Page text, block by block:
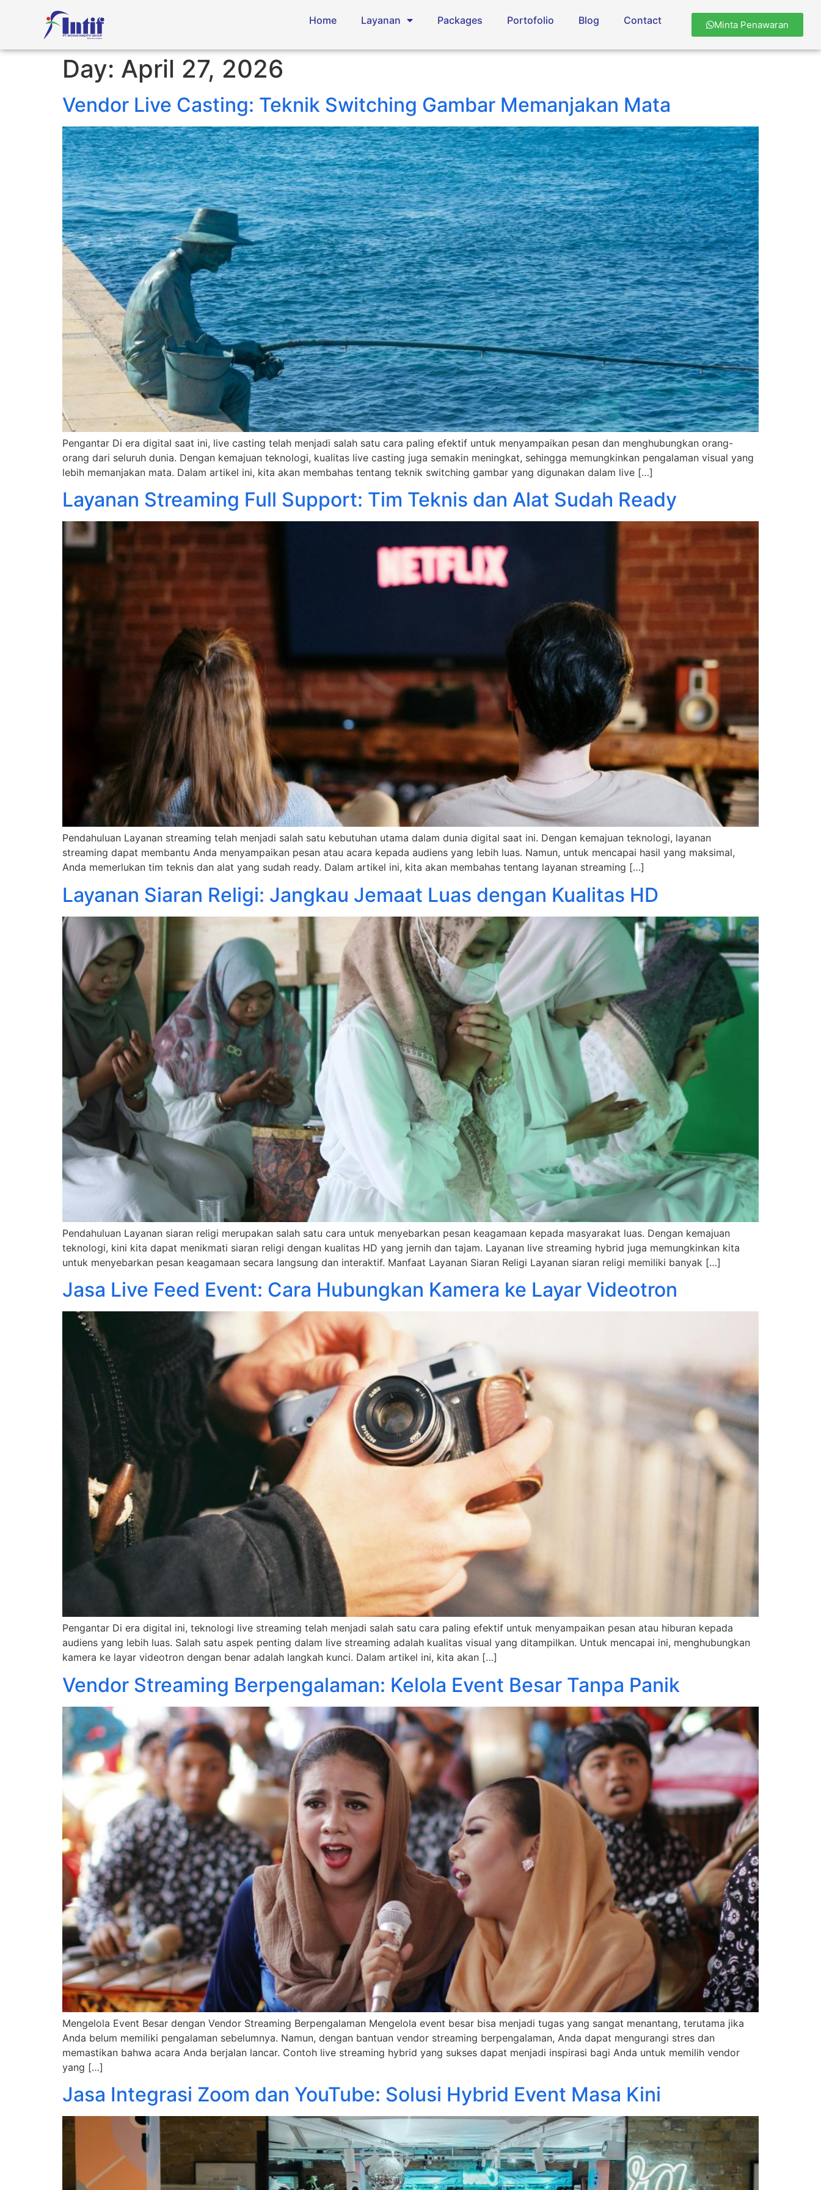
Home Layanan Packages Portofolio Blog Contact Minta Penawaran
Day: April 27, 2026
Vendor Live Casting: Teknik Switching Gambar Memanjakan Mata
Pengantar Di era digital saat ini, live casting telah menjadi salah satu cara paling efektif untuk menyampaikan pesan dan menghubungkan orang-
orang dari seluruh dunia. Dengan kemajuan teknologi, kualitas live casting juga semakin meningkat, sehingga memungkinkan pengalaman visual yang
lebih memanjakan mata. Dalam artikel ini, kita akan membahas tentang teknik switching gambar yang digunakan dalam live […]
Layanan Streaming Full Support: Tim Teknis dan Alat Sudah Ready
Pendahuluan Layanan streaming telah menjadi salah satu kebutuhan utama dalam dunia digital saat ini. Dengan kemajuan teknologi, layanan
streaming dapat membantu Anda menyampaikan pesan atau acara kepada audiens yang lebih luas. Namun, untuk mencapai hasil yang maksimal,
Anda memerlukan tim teknis dan alat yang sudah ready. Dalam artikel ini, kita akan membahas tentang layanan streaming […]
Layanan Siaran Religi: Jangkau Jemaat Luas dengan Kualitas HD
Pendahuluan Layanan siaran religi merupakan salah satu cara untuk menyebarkan pesan keagamaan kepada masyarakat luas. Dengan kemajuan
teknologi, kini kita dapat menikmati siaran religi dengan kualitas HD yang jernih dan tajam. Layanan live streaming hybrid juga memungkinkan kita
untuk menyebarkan pesan keagamaan secara langsung dan interaktif. Manfaat Layanan Siaran Religi Layanan siaran religi memiliki banyak […]
Jasa Live Feed Event: Cara Hubungkan Kamera ke Layar Videotron
Pengantar Di era digital ini, teknologi live streaming telah menjadi salah satu cara paling efektif untuk menyampaikan pesan atau hiburan kepada
audiens yang lebih luas. Salah satu aspek penting dalam live streaming adalah kualitas visual yang ditampilkan. Untuk mencapai ini, menghubungkan
kamera ke layar videotron dengan benar adalah langkah kunci. Dalam artikel ini, kita akan […]
Vendor Streaming Berpengalaman: Kelola Event Besar Tanpa Panik
Mengelola Event Besar dengan Vendor Streaming Berpengalaman Mengelola event besar bisa menjadi tugas yang sangat menantang, terutama jika
Anda belum memiliki pengalaman sebelumnya. Namun, dengan bantuan vendor streaming berpengalaman, Anda dapat mengurangi stres dan
memastikan bahwa acara Anda berjalan lancar. Contoh live streaming hybrid yang sukses dapat menjadi inspirasi bagi Anda untuk memilih vendor
yang […]
Jasa Integrasi Zoom dan YouTube: Solusi Hybrid Event Masa Kini